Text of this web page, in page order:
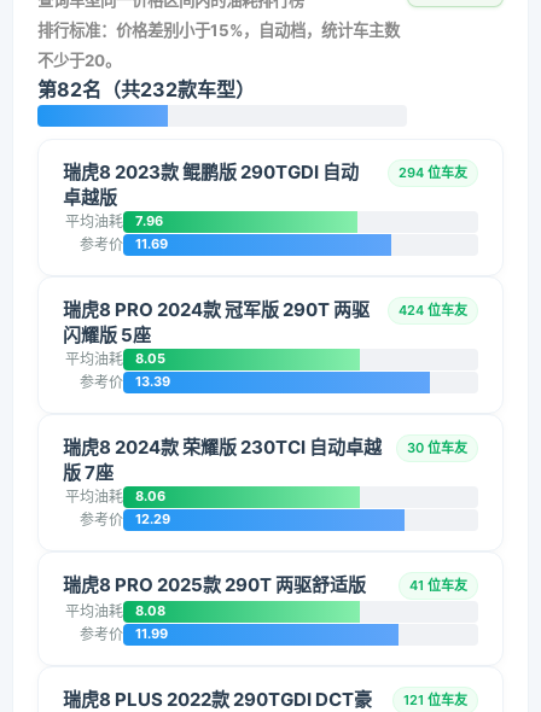
排行标准：价格差别小于15%，自动档，统计车主数
不少于20。
第82名（共232款车型）
瑞虎8 2023款 鲲鹏版 290TGDI 自动
卓越版
294 位车友
平均油耗 7.96
参考价 11.69
瑞虎8 PRO 2024款 冠军版 290T 两驱
闪耀版 5座
424 位车友
平均油耗 8.05
参考价 13.39
瑞虎8 2024款 荣耀版 230TCI 自动卓越
版 7座
30 位车友
平均油耗 8.06
参考价 12.29
瑞虎8 PRO 2025款 290T 两驱舒适版 41 位车友
平均油耗 8.08
参考价 11.99
瑞虎8 PLUS 2022款 290TGDI DCT豪
121 位车友